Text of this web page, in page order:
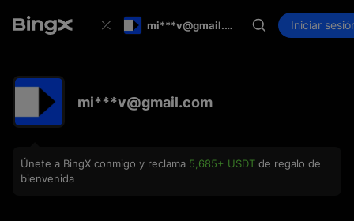
mi***v@gmail.com Iniciar
mi***v@gmail.com
Únete a BingX conmigo y reclama 5,685+ USDT de regalo de
bienvenida